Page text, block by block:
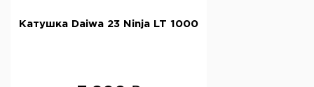
Катушка Daiwa 23 Ninja LT 1000